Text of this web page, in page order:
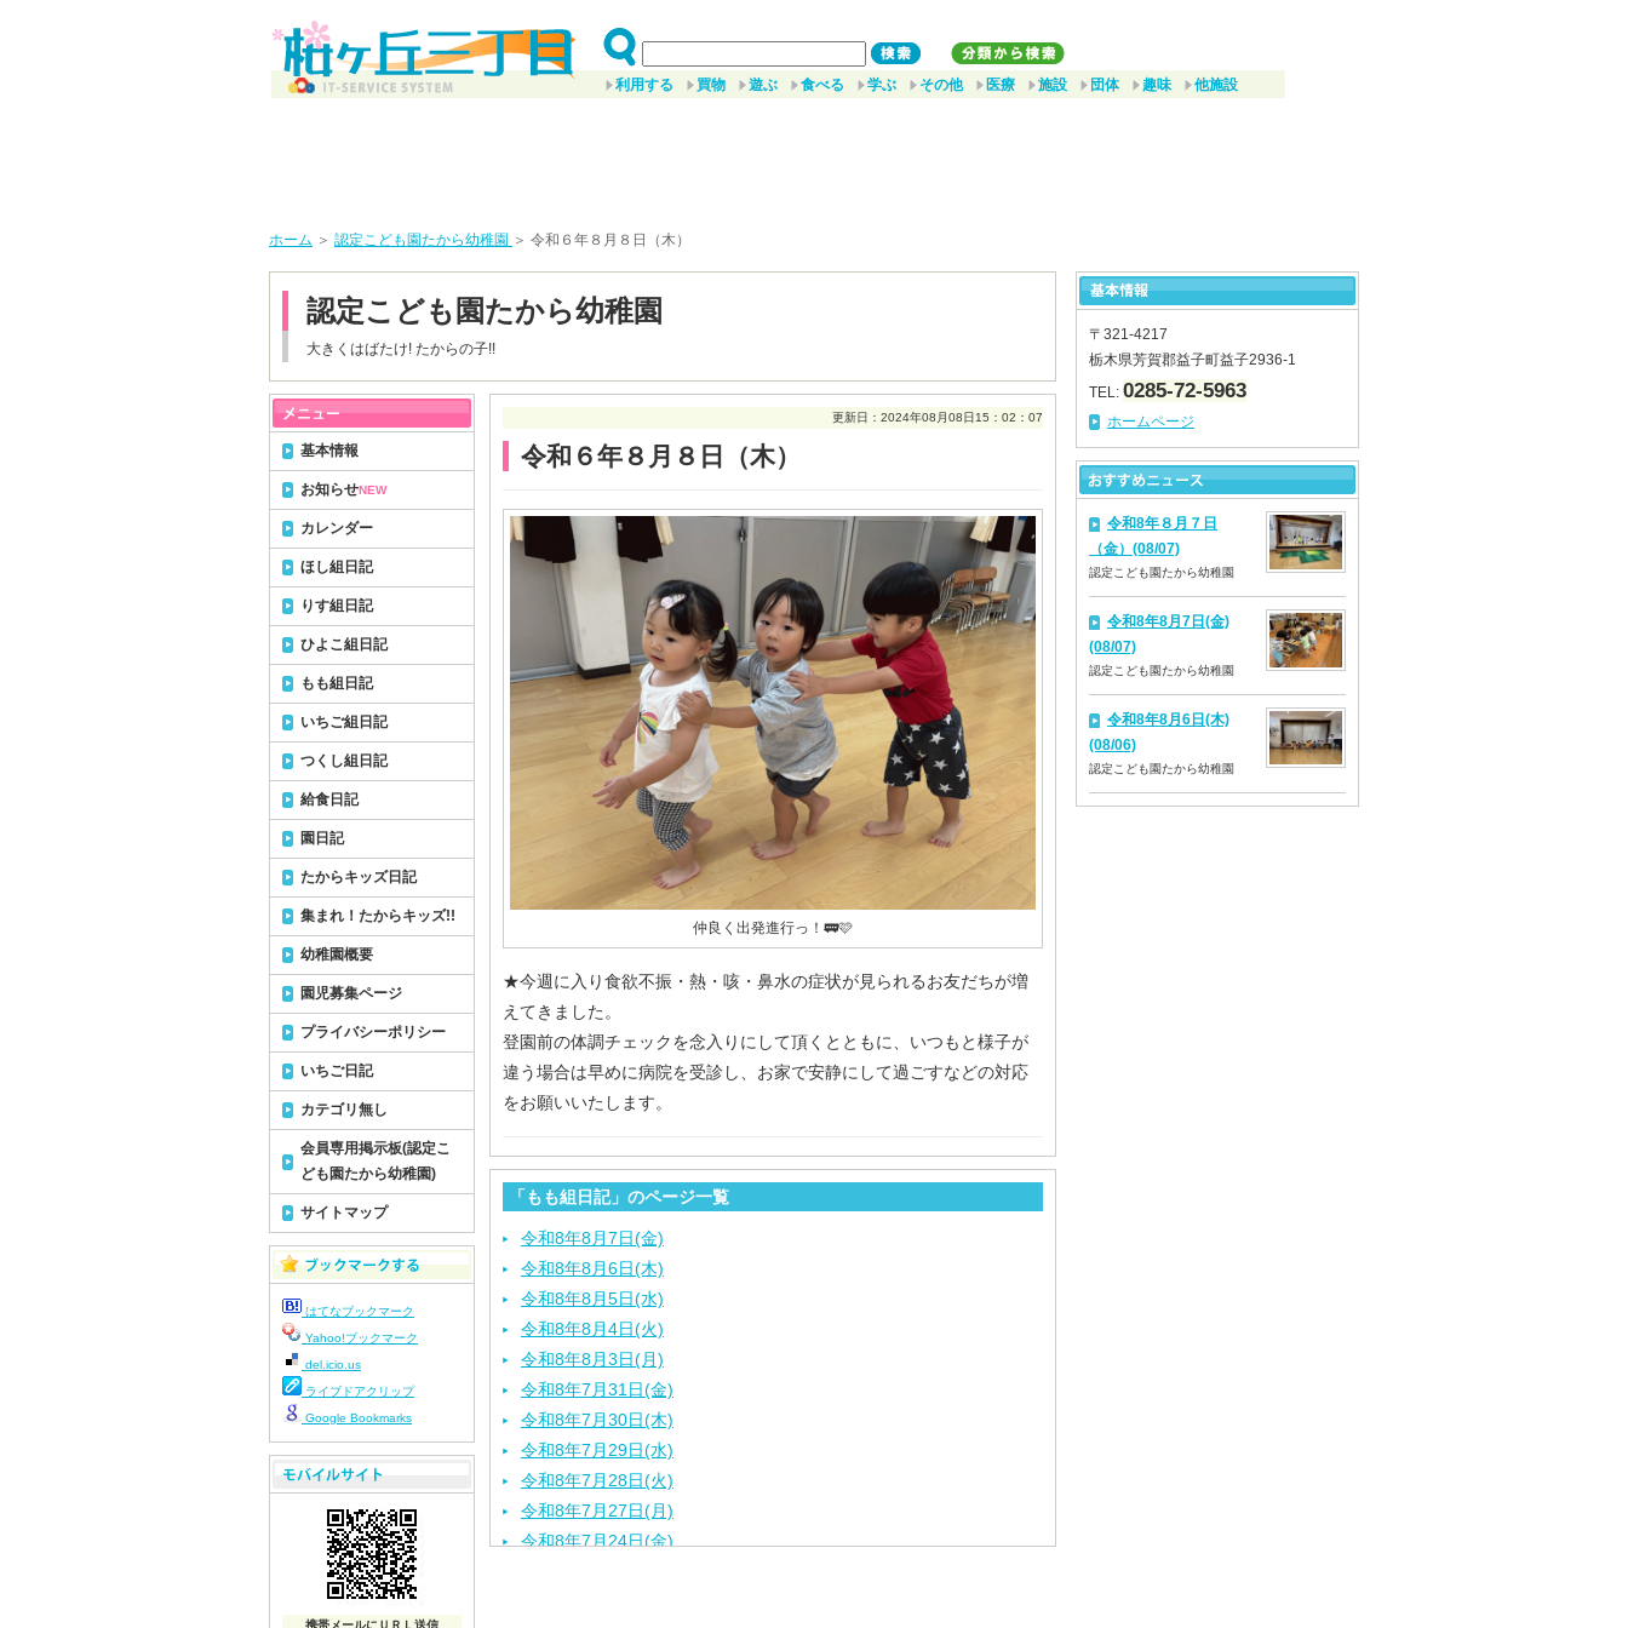
利用する 買物 遊ぶ 食べる 学ぶ その他 医療 施設 団体 趣味 他施設
ホーム ＞ 認定こども園たから幼稚園 ＞ 令和６年８月８日（木）
認定こども園たから幼稚園
大きくはばたけ! たからの子!!
更新日：2024年08月08日15：02：07
令和６年８月８日（木）
仲良く出発進行っ！🚃🩷
★今週に入り食欲不振・熱・咳・鼻水の症状が見られるお友だちが増
えてきました。
登園前の体調チェックを念入りにして頂くとともに、いつもと様子が
違う場合は早めに病院を受診し、お家で安静にして過ごすなどの対応
をお願いいたします。
「もも組日記」のページ一覧
令和8年8月7日(金)
令和8年8月6日(木)
令和8年8月5日(水)
令和8年8月4日(火)
令和8年8月3日(月)
令和8年7月31日(金)
令和8年7月30日(木)
令和8年7月29日(水)
令和8年7月28日(火)
令和8年7月27日(月)
令和8年7月24日(金)
基本情報
お知らせNEW
カレンダー
ほし組日記
りす組日記
ひよこ組日記
もも組日記
いちご組日記
つくし組日記
給食日記
園日記
たからキッズ日記
集まれ！たからキッズ!!
幼稚園概要
園児募集ページ
プライバシーポリシー
いちご日記
カテゴリ無し
会員専用掲示板(認定こ
ども園たから幼稚園)
サイトマップ
はてなブックマーク
Yahoo!ブックマーク
del.icio.us
ライブドアクリップ
Google Bookmarks
携帯メールにＵＲＬ送信
〒321-4217
栃木県芳賀郡益子町益子2936-1
TEL: 0285-72-5963
ホームページ
令和8年８月７日
（金）(08/07)
認定こども園たから幼稚園
令和8年8月7日(金)
(08/07)
認定こども園たから幼稚園
令和8年8月6日(木)
(08/06)
認定こども園たから幼稚園